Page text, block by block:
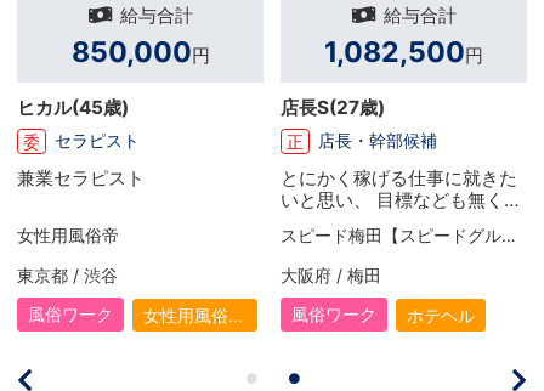
給与合計
850,000円
ヒカル(45歳)
委 セラピスト
兼業セラピスト
女性用風俗帝
東京都 / 渋谷
風俗ワーク
女性用風俗
給与合計
1,082,500円
店長S(27歳)
正 店長・幹部候補
とにかく稼げる仕事に就きた
いと思い、 目標なども無くこ
の仕事に辿り着きました。 初
めは言われるがまま… といっ
た形で働いていましたが、 や
りがいを感じる事も増え、夢
も出来て上を目指して頑張る
ようになりました。 入社して
り今は目標に向けて精進して
スピード梅田【スピードグループ】
大阪府 / 梅田
風俗ワーク
ホテヘル